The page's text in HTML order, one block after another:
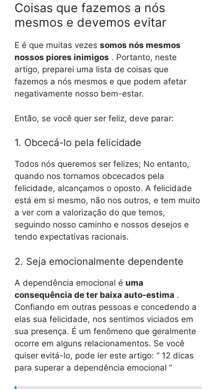
Coisas que fazemos a nós
mesmos e devemos evitar
E é que muitas vezes somos nós mesmos
nossos piores inimigos . Portanto, neste
artigo, preparei uma lista de coisas que
fazemos a nós mesmos e que podem afetar
negativamente nosso bem-estar.
Então, se você quer ser feliz, deve parar:
1. Obcecá-lo pela felicidade
Todos nós queremos ser felizes; No entanto,
quando nos tornamos obcecados pela
felicidade, alcançamos o oposto. A felicidade
está em si mesmo, não nos outros, e tem muito
a ver com a valorização do que temos,
seguindo nosso caminho e nossos desejos e
tendo expectativas racionais.
2. Seja emocionalmente dependente
A dependência emocional é uma
consequência de ter baixa auto-estima .
Confiando em outras pessoas e concedendo a
elas sua felicidade, nos sentimos viciados em
sua presença. É um fenômeno que geralmente
ocorre em alguns relacionamentos. Se você
quiser evitá-lo, pode ler este artigo: “ 12 dicas
para superar a dependência emocional ”